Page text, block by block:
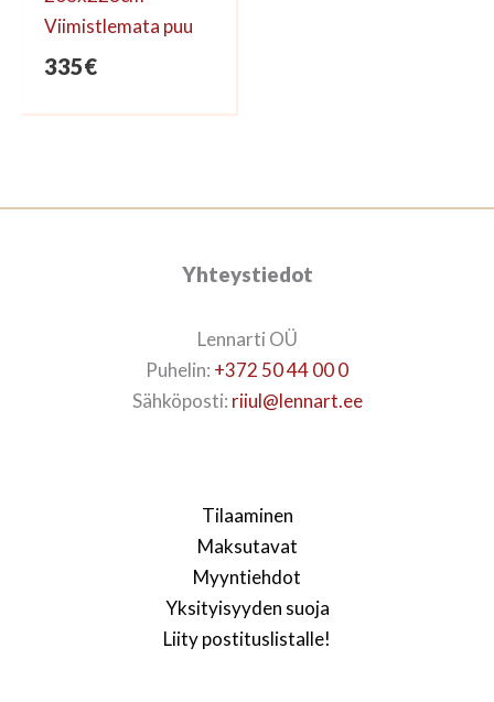
Viimistlemata puu
335€
Yhteystiedot
Lennarti OÜ
Puhelin: +372 50 44 00 0
Sähköposti: riiul@lennart.ee
Tilaaminen
Maksutavat
Myyntiehdot
Yksityisyyden suoja
Liity postituslistalle!